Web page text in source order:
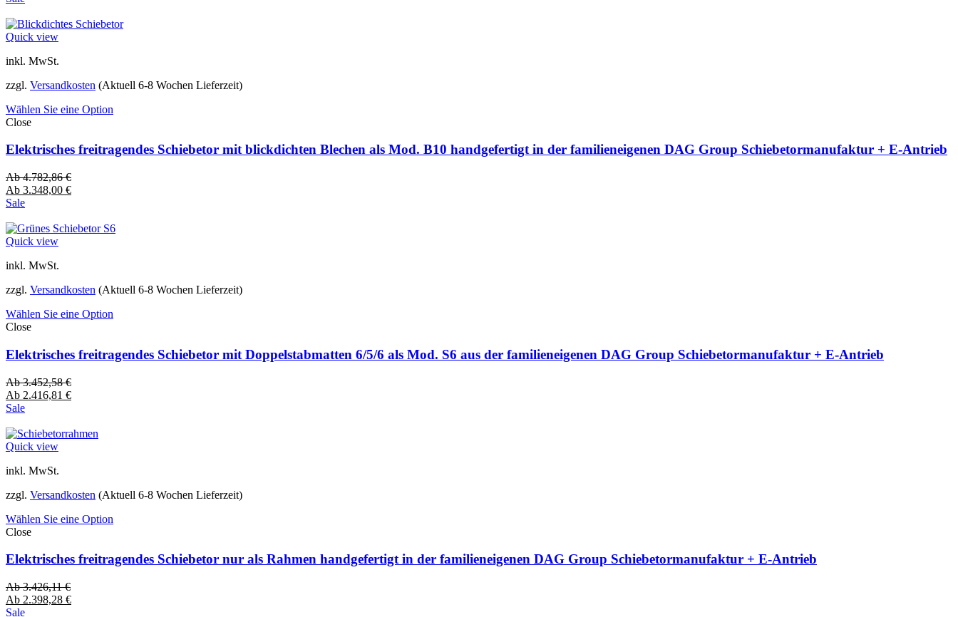
Quick view
inkl. MwSt.
zzgl. Versandkosten (Aktuell 6-8 Wochen Lieferzeit)
Wählen Sie eine Option
Close
Elektrisches freitragendes Schiebetor mit blickdichten Blechen als Mod. B10 handgefertigt in der familieneigenen DAG Group Schiebetormanufaktur + E-Antrieb
Ab4.782,86€
Ab 3.348,00 €
Sale
Quick view
inkl. MwSt.
zzgl. Versandkosten (Aktuell 6-8 Wochen Lieferzeit)
Wählen Sie eine Option
Close
Elektrisches freitragendes Schiebetor mit Doppelstabmatten 6/5/6 als Mod. S6 aus der familieneigenen DAG Group Schiebetormanufaktur + E-Antrieb
Ab3.452,58€
Ab 2.416,81 €
Sale
Quick view
inkl. MwSt.
zzgl. Versandkosten (Aktuell 6-8 Wochen Lieferzeit)
Wählen Sie eine Option
Close
Elektrisches freitragendes Schiebetor nur als Rahmen handgefertigt in der familieneigenen DAG Group Schiebetormanufaktur + E-Antrieb
Ab3.426,11€
Ab 2.398,28 €
Sale